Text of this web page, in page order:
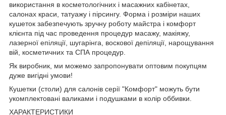
використання в косметологічних і масажних кабінетах,
салонах краси, татуажу і пірсингу. Форма і розміри наших
кушеток забезпечують зручну роботу майстра і комфорт
клієнта під час проведення процедур масажу, макіяжу,
лазерної епіляції, шугарінга, воскової депіляції, нарощування
вій, косметичних та СПА процедур.
Як виробник, ми можемо запропонувати оптовим покупцям
дуже вигідні умови!
Кушетки (столи) для салонів серії "Комфорт" можуть бути
укомплектовані валиками і подушками в колір оббивки.
ХАРАКТЕРИСТИКИ